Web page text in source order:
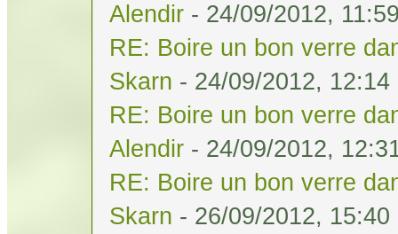
Alendir - 24/09/2012,
RE: Boire un bon verre
Skarn - 24/09/2012, 12:14
RE: Boire un bon verre
Alendir - 24/09/2012,
RE: Boire un bon verre
Skarn - 26/09/2012, 15:40